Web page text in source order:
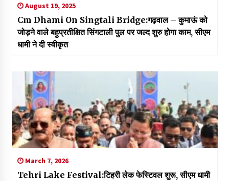
August 19, 2025
Cm Dhami On Singtali Bridge:गढ़वाल – कुमाऊं को
जोड़ने वाले बहुप्रतीक्षित सिंगटाली पुल पर जल्द शुरु होगा काम, सीएम
धामी ने दी स्वीकृत
March 7, 2026
Tehri Lake Festival:टिहरी लेक फेस्टिवल शुरू, सीएम धामी